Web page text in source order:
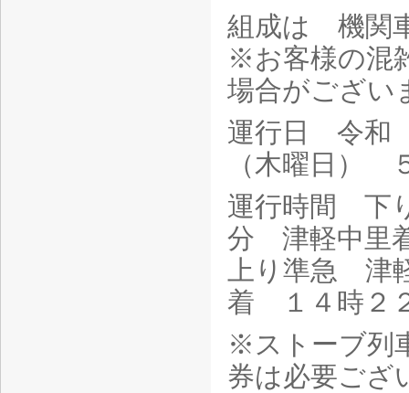
組成は 機関
※お客様の混
場合がござい
運行日 令和
（木曜日）
運行時間 下
分 津軽中里
上り準急 津
着 １４時２
※ストーブ列
券は必要ござ